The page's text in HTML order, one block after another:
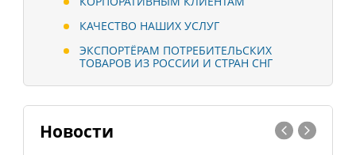
КАЧЕСТВО НАШИХ УСЛУГ
ЭКСПОРТЁРАМ ПОТРЕБИТЕЛЬСКИХ
ТОВАРОВ ИЗ РОССИИ И СТРАН СНГ
Новости